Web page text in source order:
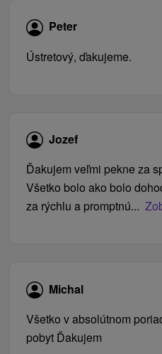
Peter
Ústretový, ďakujeme.
Jozef
Ďakujem veľmi pekne za
Všetko bolo ako bolo
za rýchlu a promptnú...
Michal
Všetko v absolútnom
pobyt Ďakujem